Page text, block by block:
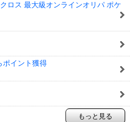
ロス 最大級オンラインオリパ ポケ
ポイント獲得
もっと見る